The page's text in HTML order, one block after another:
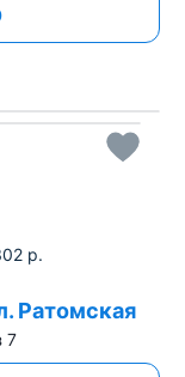
Все фото
р.
Ратомская
7